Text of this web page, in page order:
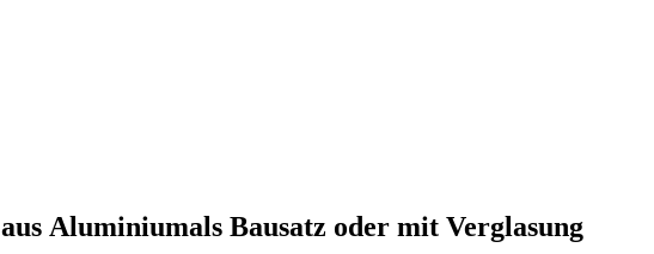
aus Aluminiumals Bausatz oder mit Verglasung